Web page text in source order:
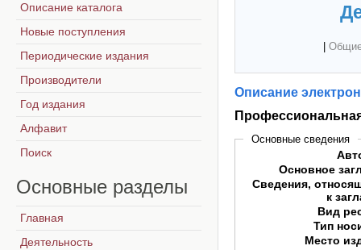
Описание
Основные сведения
Основное
Сведения,
к
Вид
Тип
Место
Описание каталога
Новые поступления
Периодические издания
Производители
Год издания
Алфавит
Поиск
Основные разделы
Главная
Деятельность